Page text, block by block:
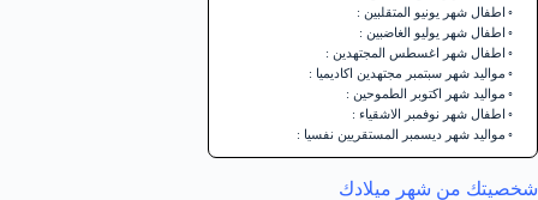
اطفال شهر يونيو المتقلبين :
اطفال شهر يوليو الغاضبين :
اطفال شهر اغسطس المجتهدين :
مواليد شهر سبتمبر مجتهدين اكاديميا :
مواليد شهر اكتوبر الطموحين :
اطفال شهر نوفمبر الاشقياء :
مواليد شهر ديسمبر المستقريين نفسيا :
شخصيتك من شهر ميلادك